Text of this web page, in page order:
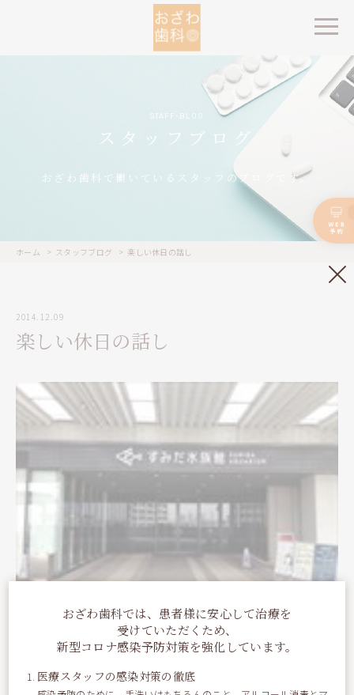
STAFF-BLOG
スタッフブログ
おざわ歯科で働いているスタッフのブログです。
ホーム スタッフブログ 楽しい休日の話し
2014.12.09
楽しい休日の話し
先日のとある休日に、仲の良い友人と下町散歩に行きま
した。
おざわ歯科では、患者様に安心して治療を
受けていただくため、
新型コロナ感染予防対策を強化しています。
医療スタッフの感染対策の徹底